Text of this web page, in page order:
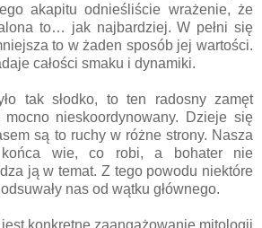
akapitu odnieśliście wrażenie, że
to… jak najbardziej. W pełni się
to w żaden sposób jej wartości.
całości smaku i dynamiki.
tak słodko, to ten radosny zamęt
nieskoordynowany. Dzieje się
są to ruchy w różne strony. Nasza
wie, co robi, a bohater nie
ją w temat. Z tego powodu niektóre
nas od wątku głównego.
konkretne zaangażowanie mitologii